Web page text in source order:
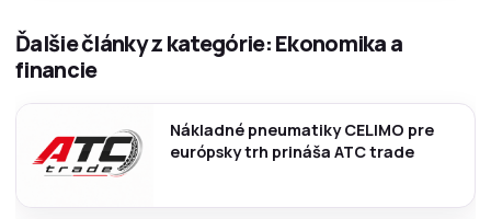
Ďalšie články z kategórie: Ekonomika a
financie
Nákladné pneumatiky CELIMO pre
európsky trh prináša ATC trade